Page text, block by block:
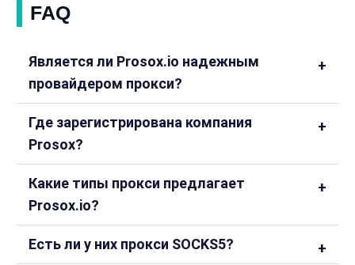
FAQ
Является ли Prosox.io надежным
провайдером прокси?
Где зарегистрирована компания
Prosox?
Какие типы прокси предлагает
Prosox.io?
Есть ли у них прокси SOCKS5?